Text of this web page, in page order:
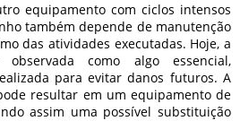
equipamento com ciclos intensos
também depende de manutenção
das atividades executadas. Hoje, a
como algo essencial,
para evitar danos futuros. A
resultar em um equipamento de
assim uma possível substituição